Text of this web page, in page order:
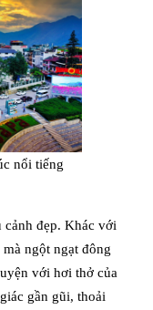
nổi tiếng
cảnh đẹp. Khác với
ngột ngạt đông
với hơi thở của
gần gũi, thoải